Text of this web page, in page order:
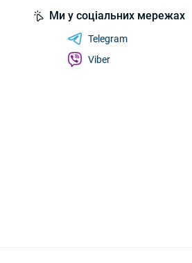
Ми у соціальних мережах
Telegram
Viber